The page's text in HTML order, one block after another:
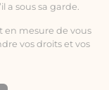
a sous sa garde.
en mesure de vous
vos droits et vos